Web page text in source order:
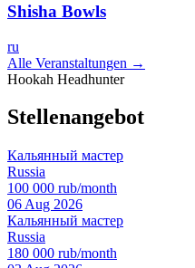
Shisha Bowls
ru
Alle Veranstaltungen →
Hookah Headhunter
Stellenangebot
Кальянный мастер
Russia
100 000 rub/month
06 Aug 2026
Кальянный мастер
Russia
180 000 rub/month